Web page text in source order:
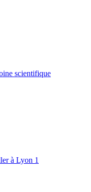
scientifique
à Lyon 1